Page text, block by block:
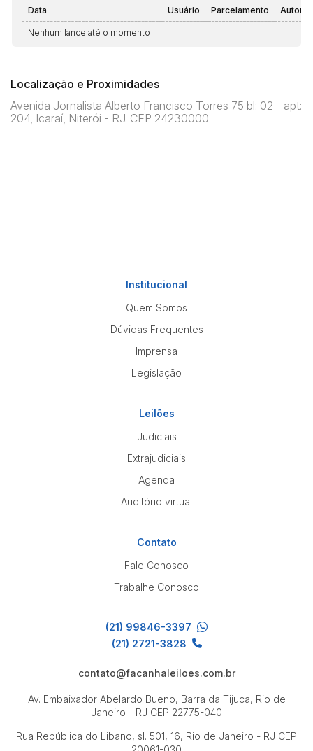
Data Usuário Parcelamento
Nenhum lance até o momento
Localização e Proximidades
Avenida Jornalista Alberto Francisco Torres 75 bl: 02 - apt:
204, Icaraí, Niterói - RJ. CEP 24230000
Institucional
Quem Somos
Dúvidas Frequentes
Imprensa
Legislação
Leilões
Judiciais
Extrajudiciais
Agenda
Auditório virtual
Contato
Fale Conosco
Trabalhe Conosco
(21) 99846-3397
(21) 2721-3828
contato@facanhaleiloes.com.br
Av. Embaixador Abelardo Bueno, Barra da Tijuca, Rio de
Janeiro - RJ CEP 22775-040
Rua República do Libano, sl. 501, 16, Rio de Janeiro - RJ CEP